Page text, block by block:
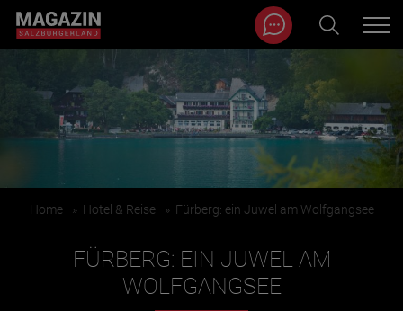
Zum Inhalt springen
BEITRÄGE IN MEINER NÄHE
Magazin durchsuchen...
Home » Hotel & Reise » Fürberg: ein Juwel am Wolfgangsee
FÜRBERG: EIN JUWEL AM
WOLFGANGSEE